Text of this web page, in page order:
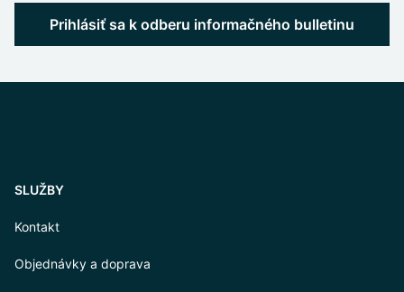
Prihlásiť sa k odberu informačného bulletinu
SLUŽBY
Kontakt
Objednávky a doprava